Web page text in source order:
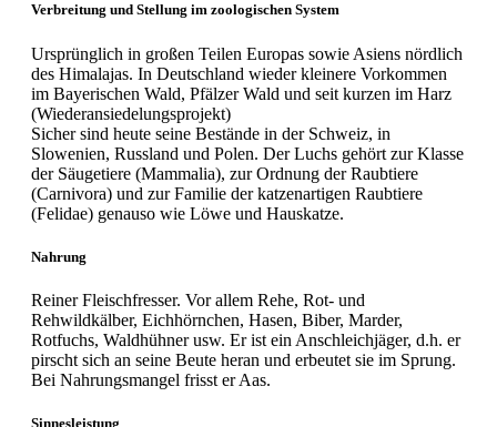
Verbreitung und Stellung im zoologischen System
Ursprünglich in großen Teilen Europas sowie Asiens nördlich
des Himalajas. In Deutschland wieder kleinere Vorkommen
im Bayerischen Wald, Pfälzer Wald und seit kurzen im Harz
(Wiederansiedelungsprojekt)
Sicher sind heute seine Bestände in der Schweiz, in
Slowenien, Russland und Polen. Der Luchs gehört zur Klasse
der Säugetiere (Mammalia), zur Ordnung der Raubtiere
(Carnivora) und zur Familie der katzenartigen Raubtiere
(Felidae) genauso wie Löwe und Hauskatze.
Nahrung
Reiner Fleischfresser. Vor allem Rehe, Rot- und
Rehwildkälber, Eichhörnchen, Hasen, Biber, Marder,
Rotfuchs, Waldhühner usw. Er ist ein Anschleichjäger, d.h. er
pirscht sich an seine Beute heran und erbeutet sie im Sprung.
Bei Nahrungsmangel frisst er Aas.
Sinnesleistung